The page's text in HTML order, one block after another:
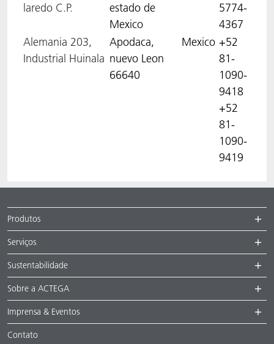
laredo C.P.
estado de
Mexico
5774-
4367
Alemania 203,
Industrial Huinala
Apodaca,
nuevo Leon
66640
Mexico +52
81-
1090-
9418
+52
81-
1090-
9419
Produtos
Serviços
Sustentabilidade
Sobre a ACTEGA
Imprensa & Eventos
Contato